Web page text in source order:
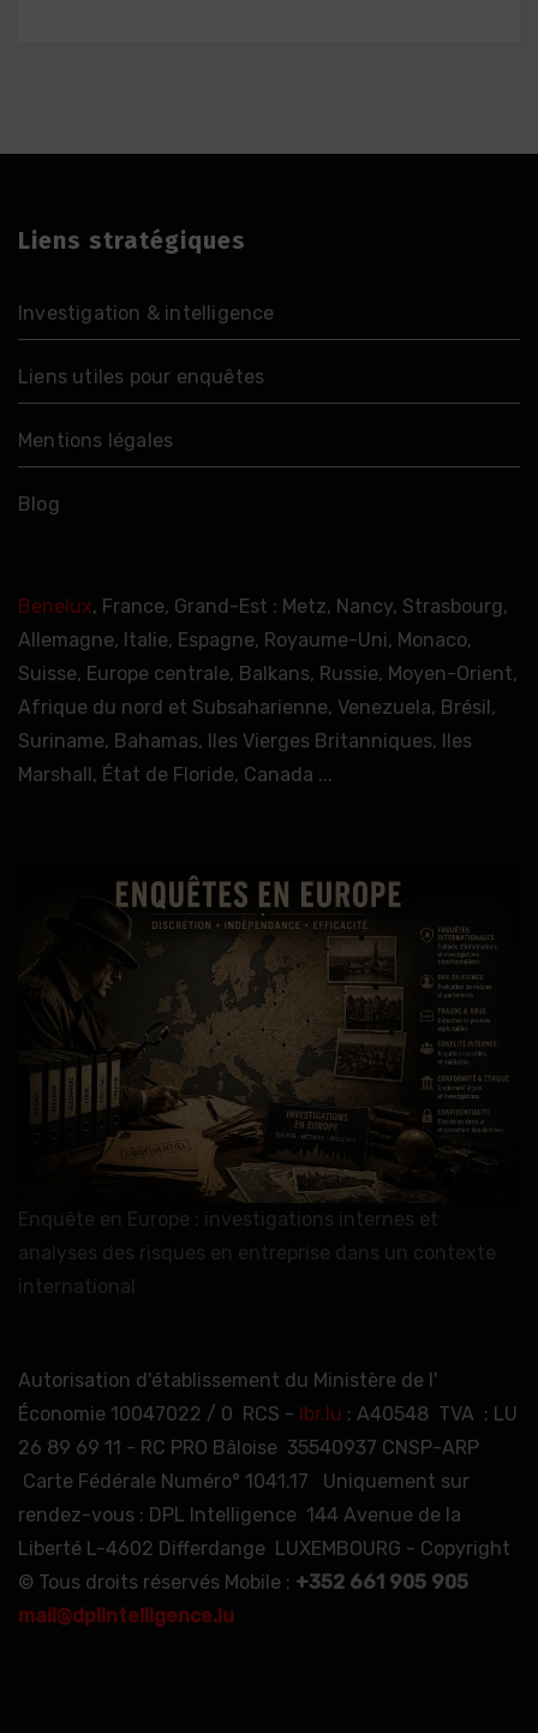
Liens stratégiques
Investigation & intelligence
Liens utiles pour enquêtes
Mentions légales
Blog
Benelux, France, Grand-Est : Metz, Nancy, Strasbourg,
Allemagne, Italie, Espagne, Royaume-Uni, Monaco,
Suisse, Europe centrale, Balkans, Russie, Moyen-Orient,
Afrique du nord et Subsaharienne, Venezuela, Brésil,
Suriname, Bahamas, Iles Vierges Britanniques, Iles
Marshall, État de Floride, Canada ...
Enquête en Europe : investigations internes et
analyses des risques en entreprise dans un contexte
international
Autorisation d'établissement du Ministère de l'
Économie 10047022 / 0 RCS - lbr.lu : A40548 TVA : LU
26 89 69 11 - RC PRO Bâloise 35540937 CNSP-ARP
Carte Fédérale Numéro° 1041.17 Uniquement sur
rendez-vous : DPL Intelligence 144 Avenue de la
Liberté L-4602 Differdange LUXEMBOURG - Copyright
© Tous droits réservés Mobile : +352 661 905 905
mail@dplintelligence.lu